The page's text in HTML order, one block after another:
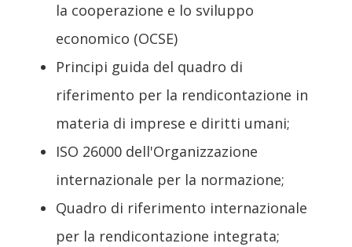
la cooperazione e lo sviluppo
economico (OCSE)
Principi guida del quadro di
riferimento per la rendicontazione in
materia di imprese e diritti umani;
ISO 26000 dell'Organizzazione
internazionale per la normazione;
Quadro di riferimento internazionale
per la rendicontazione integrata;